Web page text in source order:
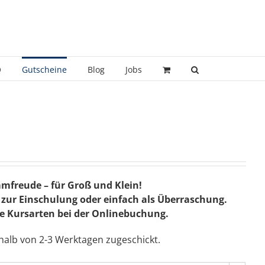
Gutscheine Blog Jobs
– für Groß und Klein!
Einschulung oder einfach als Überraschung.
Kursarten bei der Onlinebuchung.
von 2-3 Werktagen zugeschickt.